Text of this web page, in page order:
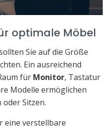
optimale Möbel
Sie auf die Größe
Ein ausreichend
für Monitor, Tastatur
Modelle ermöglichen
Sitzen.
eine verstellbare